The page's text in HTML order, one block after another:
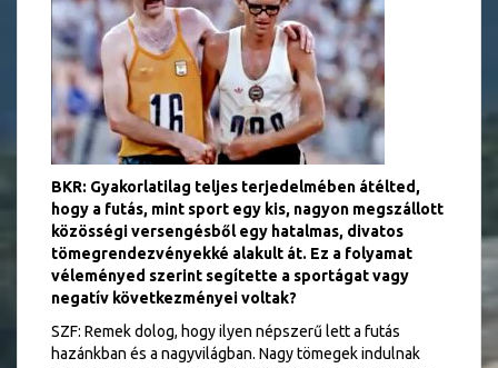
BKR: Gyakorlatilag teljes terjedelmében átélted,
hogy a futás, mint sport egy kis, nagyon megszállott
közösségi versengésből egy hatalmas, divatos
tömegrendezvényekké alakult át. Ez a folyamat
véleményed szerint segítette a sportágat vagy
negatív következményei voltak?
SZF: Remek dolog, hogy ilyen népszerű lett a futás
hazánkban és a nagyvilágban. Nagy tömegek indulnak